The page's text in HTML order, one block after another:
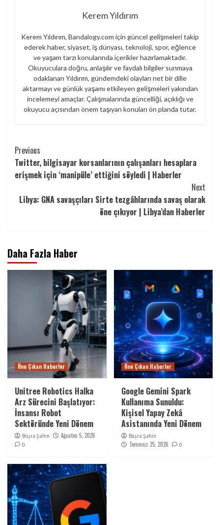
Kerem Yıldırım
Kerem Yıldırım, Bandalogy.com için güncel gelişmeleri takip
ederek haber, siyaset, iş dünyası, teknoloji, spor, eğlence
ve yaşam tarzı konularında içerikler hazırlamaktadır.
Okuyuculara doğru, anlaşılır ve faydalı bilgiler sunmaya
odaklanan Yıldırım, gündemdeki olayları net bir dille
aktarmayı ve günlük yaşamı etkileyen gelişmeleri yakından
incelemeyi amaçlar. Çalışmalarında güncelliği, açıklığı ve
okuyucu açısından önem taşıyan konuları ön planda tutar.
Continue
Reading
Previous
Twitter, bilgisayar korsanlarının çalışanları hesaplara
erişmek için ‘manipüle’ ettiğini söyledi | Haberler
Next
Libya: GNA savaşçıları Sirte tezgâhlarında savaş olarak
öne çıkıyor | Libya’dan Haberler
Daha Fazla Haber
Öne Çıkan Haberler
Unitree Robotics Halka
Arz Sürecini Başlatıyor:
İnsansı Robot
Sektöründe Yeni Dönem
Büşra Şahin Ağustos 5, 2026
0
Öne Çıkan Haberler
Google Gemini Spark
Kullanıma Sunuldu:
Kişisel Yapay Zekâ
Asistanında Yeni Dönem
Büşra Şahin
Temmuz 25, 2026 0